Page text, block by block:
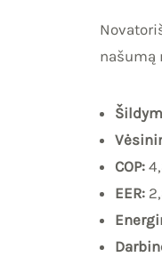
našumą
COP:
EER: